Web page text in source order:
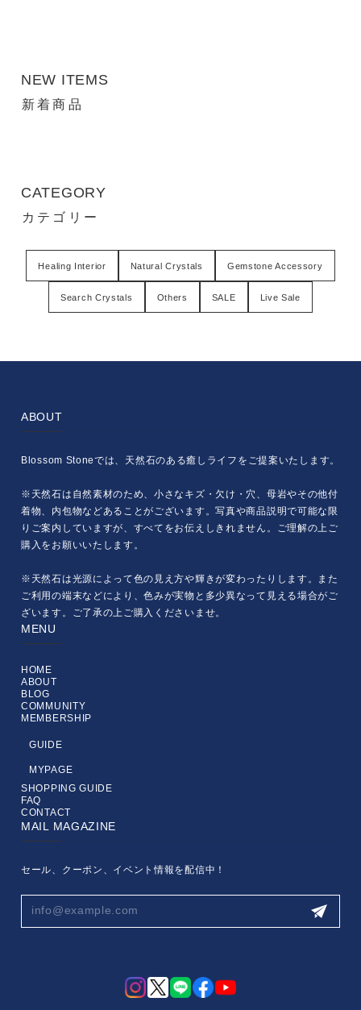
NEW ITEMS
新着商品
CATEGORY
カテゴリー
Healing Interior Natural Crystals Gemstone Accessory
Search Crystals Others SALE Live Sale
ABOUT
Blossom Stoneでは、天然石のある癒しライフをご提案いたします。
※天然石は自然素材のため、小さなキズ・欠け・穴、母岩やその他付
着物、内包物などあることがございます。写真や商品説明で可能な限
りご案内していますが、すべてをお伝えしきれません。ご理解の上ご
購入をお願いいたします。
※天然石は光源によって色の見え方や輝きが変わったりします。また
ご利用の端末などにより、色みが実物と多少異なって見える場合がご
ざいます。ご了承の上ご購入くださいませ。
MENU
HOME
ABOUT
BLOG
COMMUNITY
MEMBERSHIP
GUIDE
MYPAGE
SHOPPING GUIDE
FAQ
CONTACT
MAIL MAGAZINE
セール、クーポン、イベント情報を配信中！